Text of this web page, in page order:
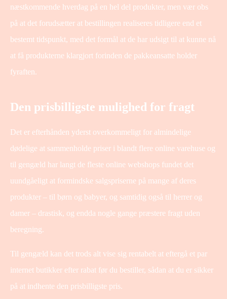
næstkommende hverdag på en hel del produkter, men vær obs
på at det forudsætter at bestillingen realiseres tidligere end et
bestemt tidspunkt, med det formål at de har udsigt til at kunne nå
at få produkterne klargjort forinden de pakkeansatte holder
fyraften.
Den prisbilligste mulighed for fragt
Det er efterhånden yderst overkommeligt for almindelige
dødelige at sammenholde priser i blandt flere online varehuse og
til gengæld har langt de fleste online webshops fundet det
uundgåeligt at formindske salgspriserne på mange af deres
produkter – til børn og babyer, og samtidig også til herrer og
damer – drastisk, og endda nogle gange præstere fragt uden
beregning.
Til gengæld kan det trods alt vise sig rentabelt at eftergå et par
internet butikker efter rabat før du bestiller, sådan at du er sikker
på at indhente den prisbilligste pris.